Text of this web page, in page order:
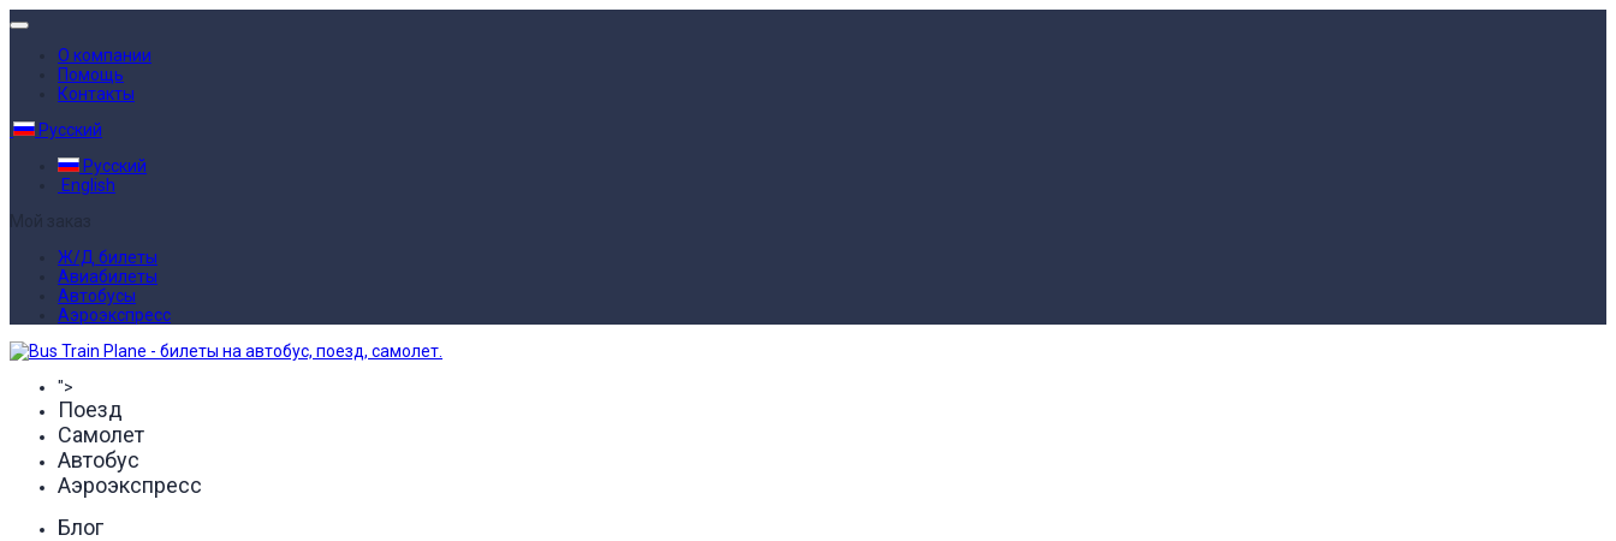
О компании
Помощь
Контакты
Русский
Русский
English
Ж/Д билеты
Авиабилеты
Автобусы
Аэроэкспресс
">
Поезд
Самолет
Автобус
Аэроэкспресс
Блог